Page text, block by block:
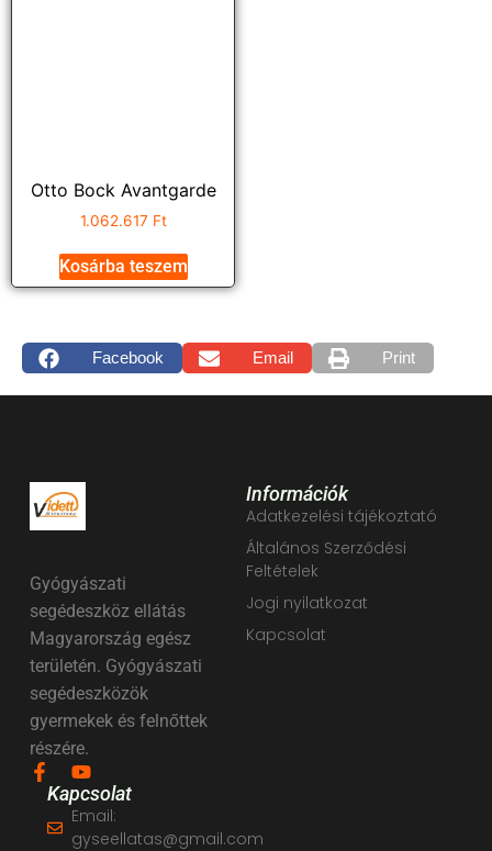
Otto Bock Avantgarde
1.062.617 Ft
Kosárba teszem
Facebook Email Print
Gyógyászati
segédeszköz ellátás
Magyarország egész
területén. Gyógyászati
segédeszközök
gyermekek és felnőttek
részére.
Információk
Adatkezelési tájékoztató
Általános Szerződési
Feltételek
Jogi nyilatkozat
Kapcsolat
Kapcsolat
Email:
gyseellatas@gmail.com